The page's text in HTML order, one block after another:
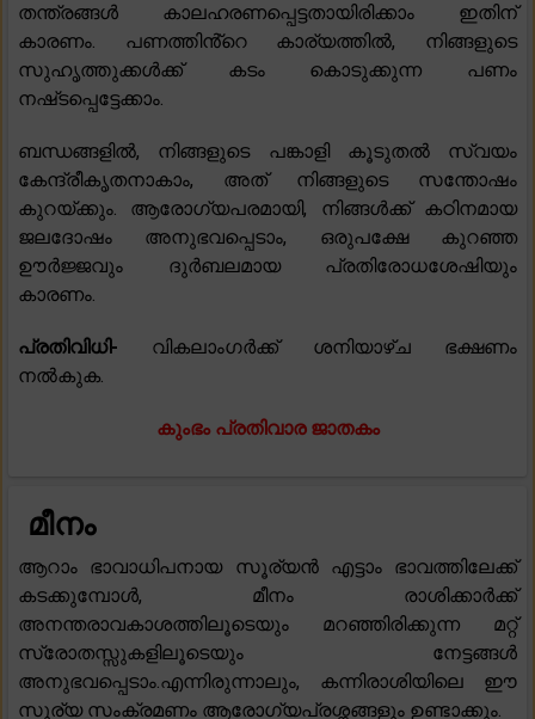
തന്ത്രങ്ങൾ കാലഹരണപ്പെട്ടതായിരിക്കാം ഇതിന്
കാരണം. പണത്തിൻ്റെ കാര്യത്തിൽ, നിങ്ങളുടെ
സുഹൃത്തുക്കൾക്ക് കടം കൊടുക്കുന്ന പണം
നഷ്‌ടപ്പെട്ടേക്കാം.
ബന്ധങ്ങളിൽ, നിങ്ങളുടെ പങ്കാളി കൂടുതൽ സ്വയം
കേന്ദ്രീകൃതനാകാം, അത് നിങ്ങളുടെ സന്തോഷം
കുറയ്ക്കും. ആരോഗ്യപരമായി, നിങ്ങൾക്ക് കഠിനമായ
ജലദോഷം അനുഭവപ്പെടാം, ഒരുപക്ഷേ കുറഞ്ഞ
ഊർജ്ജവും ദുർബലമായ പ്രതിരോധശേഷിയും
കാരണം.
പ്രതിവിധി- വികലാംഗർക്ക് ശനിയാഴ്ച ഭക്ഷണം
നൽകുക.
കുംഭം പ്രതിവാര ജാതകം
മീനം
ആറാം ഭാവാധിപനായ സൂര്യൻ എട്ടാം ഭാവത്തിലേക്ക്
കടക്കുമ്പോൾ, മീനം രാശിക്കാർക്ക്
അനന്തരാവകാശത്തിലൂടെയും മറഞ്ഞിരിക്കുന്ന മറ്റ്
സ്രോതസ്സുകളിലൂടെയും നേട്ടങ്ങൾ
അനുഭവപ്പെടാം.എന്നിരുന്നാലും, കന്നിരാശിയിലെ ഈ
സൂര്യ സംക്രമണം ആരോഗ്യപ്രശ്നങ്ങളും ഉണ്ടാക്കും.